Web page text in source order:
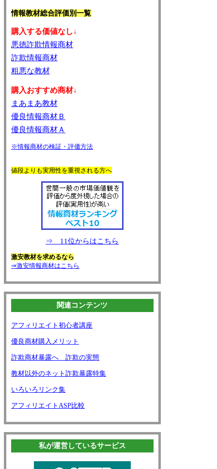
情報教材総合評価別一覧
購入する価値なし↓
悪徳詐欺情報商材
詐欺情報商材
粗悪な教材
購入おすすめ商材↓
まあまあ教材
優良情報商材Ｂ
優良情報商材Ａ
※情報商材の検証・評価方法
値段よりも実用性を重視される方へ
⇒ 11位からはこちら
激安教材を求めるなら
⇒激安情報商材はこちら
関連コンテンツ
アフィリエイト初心者講座
優良商材購入メリット
詐欺商材暴露へ 詐欺の実態
教材以外のネット詐欺暴露特集
いろいろリンク集
アフィリエイトASP比較
私が運営しているサービス